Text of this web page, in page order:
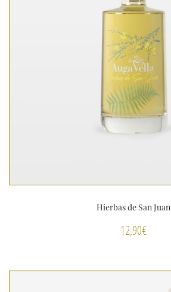
Hierbas de San Juan
12,90€